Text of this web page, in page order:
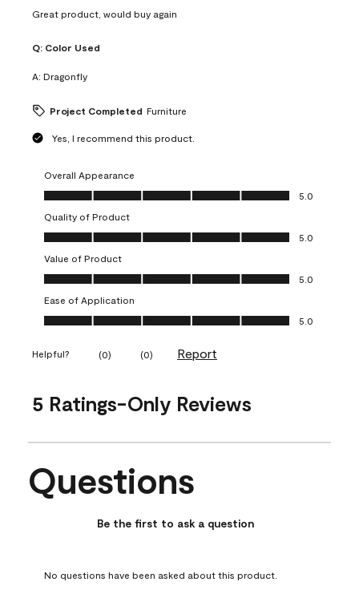
Great product, would buy again
Q: Color Used
A: Dragonfly
Project Completed Furniture
Yes, I recommend this product.
Overall Appearance
Overall Appearance, 5.0 out of 5
5.0
Quality of Product
Quality of Product, 5.0 out of 5
5.0
Value of Product
Value of Product, 5.0 out of 5
5.0
Ease of Application
Ease of Application, 5.0 out of 5
5.0
Helpful? (0) (0) Report
5 Ratings-Only Reviews
No questions have been asked about this product.
Questions
Be the first to ask a question
No questions have been asked about this product.